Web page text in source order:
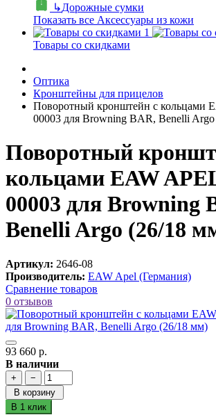
↳Дорожные сумки
Показать все Аксессуары из кожи
Товары со скидками
Оптика
Кронштейны для прицелов
Поворотный кронштейн с кольцами
00003 для Browning BAR, Benelli
Поворотный
кольцами EAW
00003 для Browning
Benelli Argo (26/18
Артикул: 2646-08
Производитель: EAW Apel (Германия)
Сравнение товаров
0 отзывов
93 660 р.
В наличии
+
−
В корзину
В 1 клик